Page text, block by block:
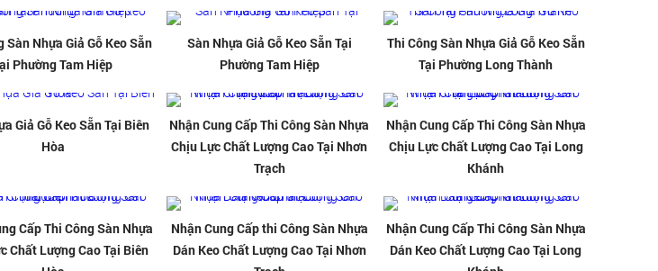
Sàn Nhựa Giả Gỗ Keo Sẵn
Phường Tam Hiệp
Sàn Nhựa Giả Gỗ Keo Sẵn Tại
Phường Tam Hiệp
Thi Công Sàn Nhựa Giả Gỗ Keo Sẵn
Tại Phường Long Thành
Giả Gỗ Keo Sẵn Tại Biên
Hòa
Nhận Cung Cấp Thi Công Sàn Nhựa
Chịu Lực Chất Lượng Cao Tại Nhơn
Trạch
Nhận Cung Cấp Thi Công Sàn Nhựa
Chịu Lực Chất Lượng Cao Tại Long
Khánh
Cấp Thi Công Sàn Nhựa
Chất Lượng Cao Tại Biên
Nhận Cung Cấp thi Công Sàn Nhựa
Dán Keo Chất Lượng Cao Tại Nhơn
Nhận Cung Cấp Thi Công Sàn Nhựa
Dán Keo Chất Lượng Cao Tại Long